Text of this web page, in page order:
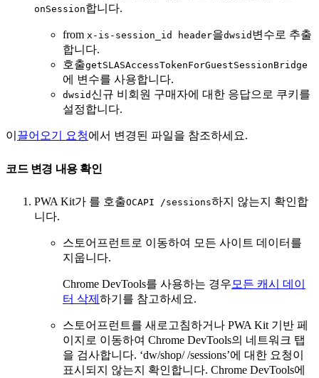
onSession합니다.
from x-is-session_id header을dwsid 변수로 추출
합니다.
호출getSLASAccessTokenForGuestSessionBridge
에 변수를 사용합니다.
dwsid 신규 비회원 구매자에 대한 응답으로 쿠키를
설정합니다.
이 끌어오기 요청에서 변경된 파일을 참조하세요.
코드 변경 내용 확인
PWA Kit가 를 호출OCAPI /sessions하지 않는지 확인합
니다.
스토어프런트로 이동하여 모든 사이트 데이터를
지웁니다.
Chrome DevTools를 사용하는 경우 모든 캐시 데이
터 삭제 하기를 참고하세요.
스토어프런트를 새로고침하거나 PWA Kit 기반 페
이지로 이동하여 Chrome DevTools의 네트워크 탭
을 검사합니다. ‘dw/shop//sessions’에 대한 요청이
표시되지 않는지 확인합니다. Chrome DevTools에